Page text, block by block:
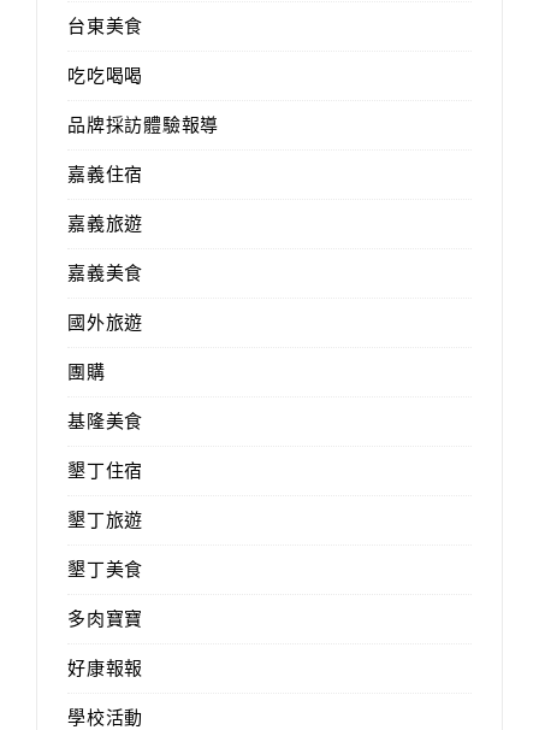
台東美食
吃吃喝喝
品牌採訪體驗報導
嘉義住宿
嘉義旅遊
嘉義美食
國外旅遊
團購
基隆美食
墾丁住宿
墾丁旅遊
墾丁美食
多肉寶寶
好康報報
學校活動